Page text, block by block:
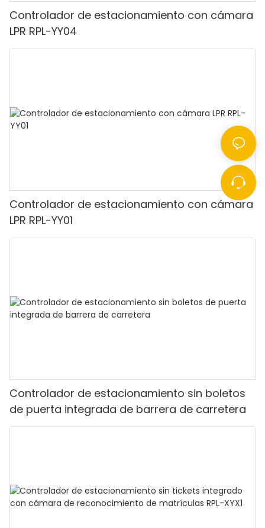
Controlador de estacionamiento con cámara
LPR RPL-YY04
Controlador de estacionamiento con cámara
LPR RPL-YY01
Controlador de estacionamiento sin boletos
de puerta integrada de barrera de carretera